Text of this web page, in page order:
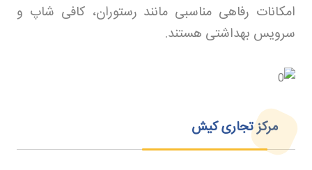
امکانات رفاهی مناسبی مانند رستوران، کافی شاپ و
سرویس بهداشتی هستند.
مرکز تجاری کیش